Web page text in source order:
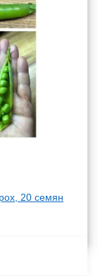
20 семян